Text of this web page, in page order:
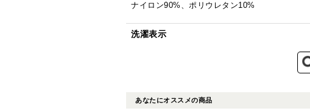
ナイロン90%、ポリウレタン10%
洗濯表示
あなたにオススメの商品